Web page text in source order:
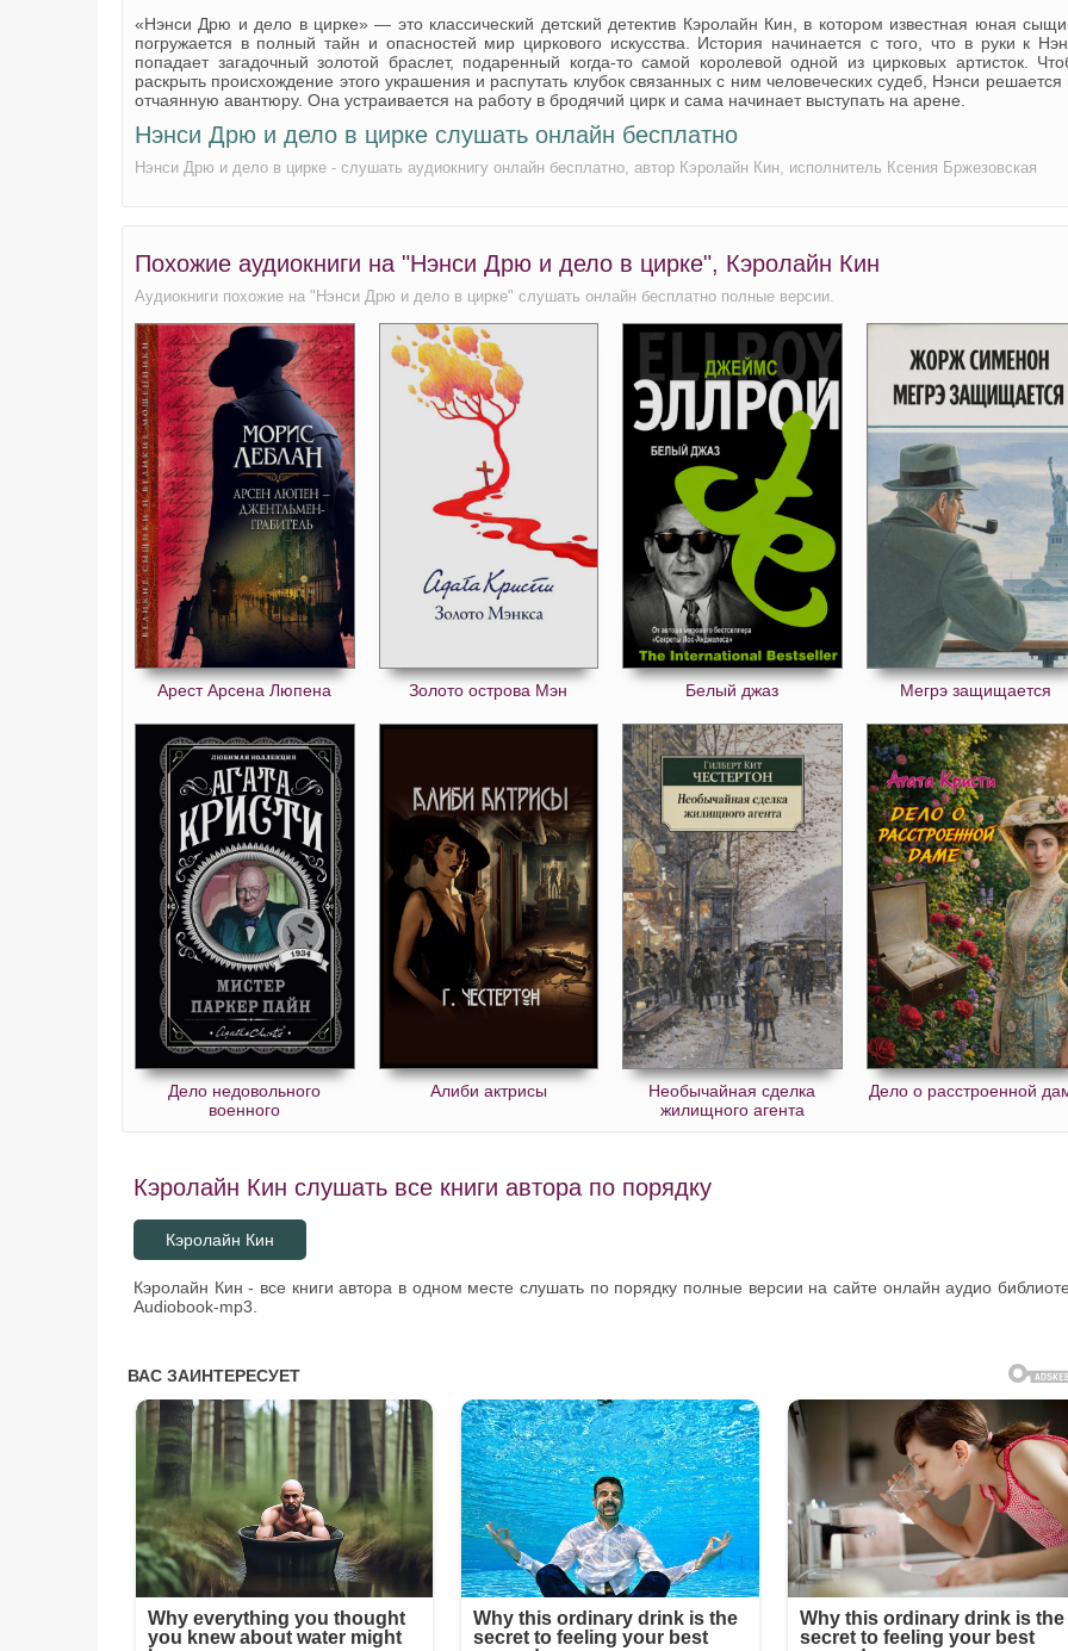
«Нэнси Дрю и дело в цирке» — это классический детский детектив Кэролайн Кин, в котором известная юная
погружается в полный тайн и опасностей мир циркового искусства. История начинается с того, что в руки к
попадает загадочный золотой браслет, подаренный когда-то самой королевой одной из цирковых артисток.
раскрыть происхождение этого украшения и распутать клубок связанных с ним человеческих судеб, Нэнси решается
отчаянную авантюру. Она устраивается на работу в бродячий цирк и сама начинает выступать на арене.
Нэнси Дрю и дело в цирке слушать онлайн бесплатно
Нэнси Дрю и дело в цирке - слушать аудиокнигу онлайн бесплатно, автор Кэролайн Кин, исполнитель Ксения Бржезовская
Похожие аудиокниги на "Нэнси Дрю и дело в цирке", Кэролайн Кин
Аудиокниги похожие на "Нэнси Дрю и дело в цирке" слушать онлайн бесплатно полные версии.
Арест Арсена Люпена Золото острова Мэн Белый джаз Мегрэ защищается
Дело недовольного
военного
Алиби актрисы
Необычайная сделка
жилищного агента
Дело о расстроенной
Кэролайн Кин слушать все книги автора по порядку
Кэролайн Кин
Кэролайн Кин - все книги автора в одном месте слушать по порядку полные версии на сайте онлайн аудио
Audiobook-mp3.